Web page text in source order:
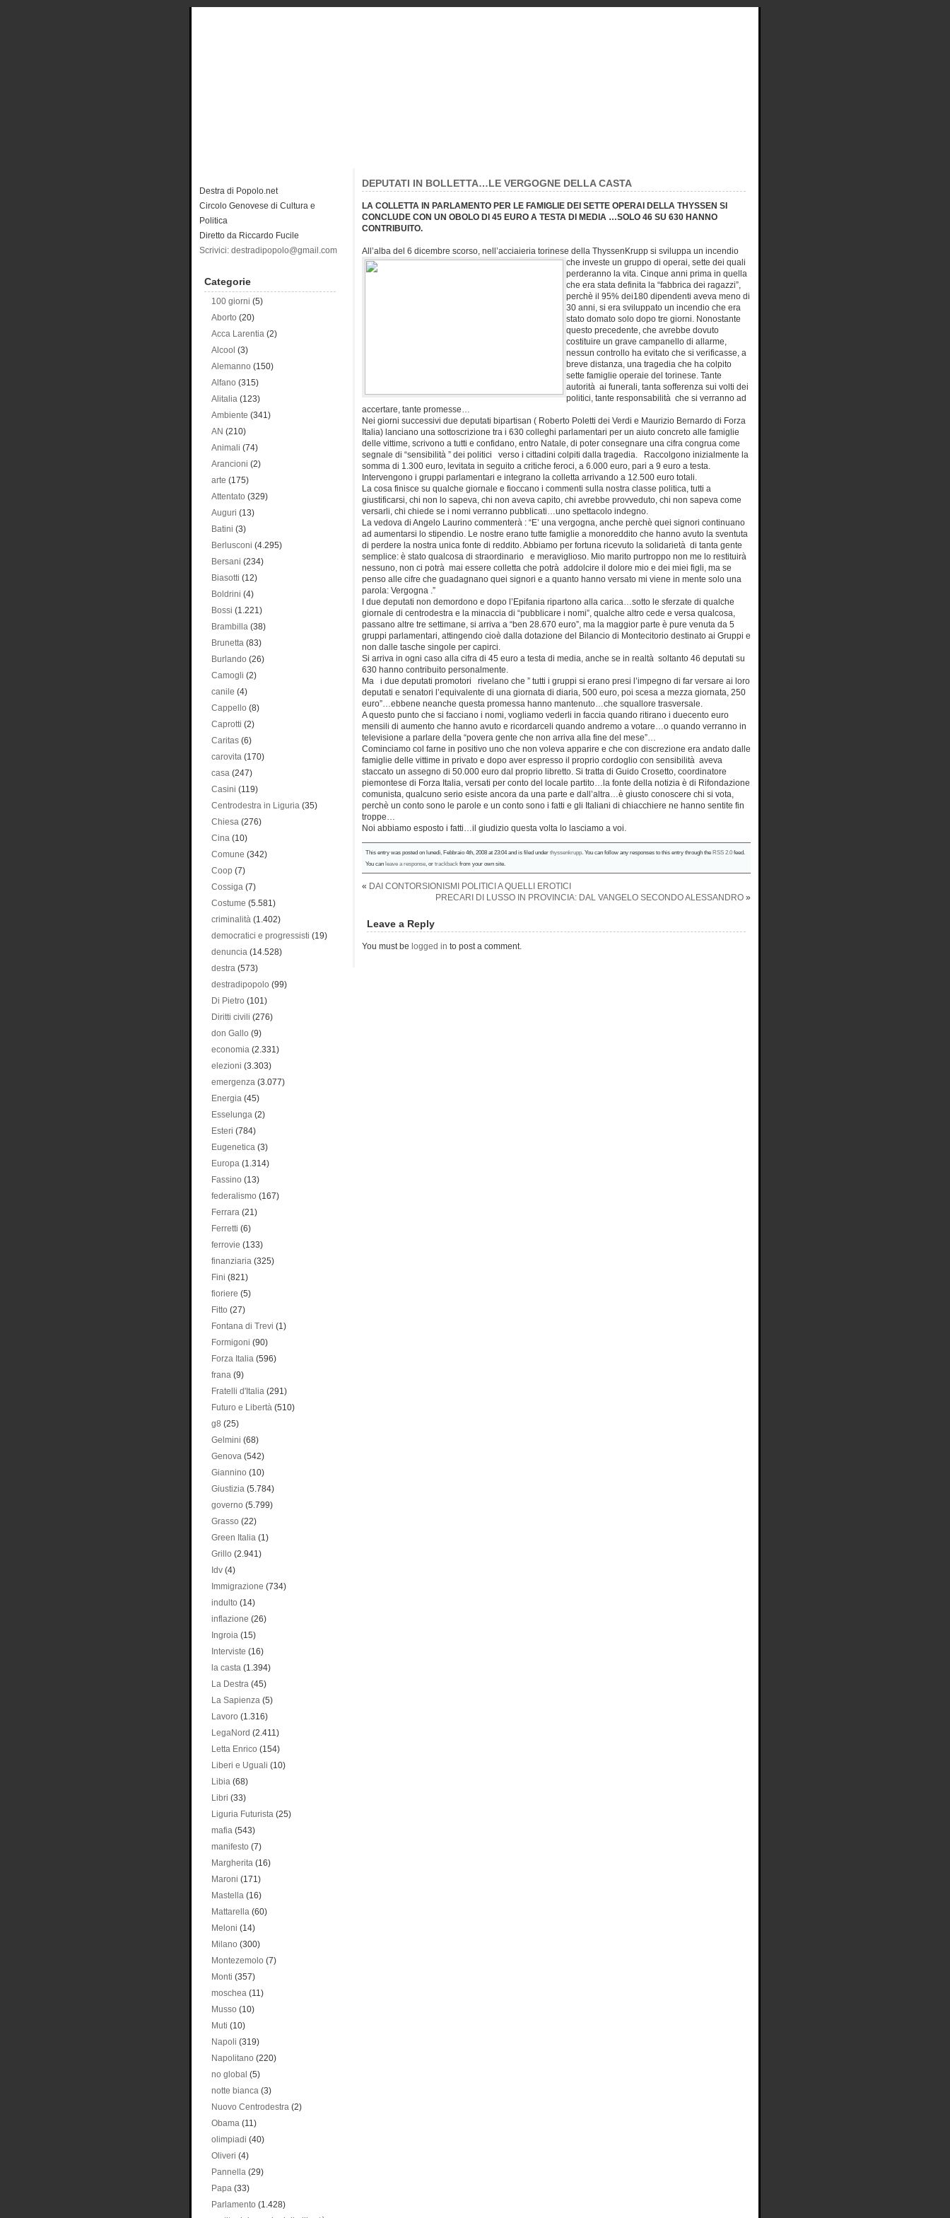
DEPUTATI IN BOLLETTA…LE VERGOGNE DELLA CASTA
LA COLLETTA IN PARLAMENTO PER LE FAMIGLIE DEI SETTE OPERAI DELLA THYSSEN SI
CONCLUDE CON UN OBOLO DI 45 EURO A TESTA DI MEDIA …SOLO 46 SU 630 HANNO
CONTRIBUITO.
All’alba del 6 dicembre scorso, nell’acciaieria torinese della ThyssenKrupp si sviluppa un incendio
che investe un gruppo di operai, sette dei quali
perderanno la vita. Cinque anni prima in quella
che era stata definita la “fabbrica dei ragazzi”,
perchè il 95% dei180 dipendenti aveva meno di
30 anni, si era sviluppato un incendio che era
stato domato solo dopo tre giorni. Nonostante
questo precedente, che avrebbe dovuto
costituire un grave campanello di allarme,
nessun controllo ha evitato che si verificasse, a
breve distanza, una tragedia che ha colpito
sette famiglie operaie del torinese. Tante
autorità ai funerali, tanta sofferenza sui volti dei
politici, tante responsabilità che si verranno ad
accertare, tante promesse…
Nei giorni successivi due deputati bipartisan ( Roberto Poletti dei Verdi e Maurizio Bernardo di Forza
Italia) lanciano una sottoscrizione tra i 630 colleghi parlamentari per un aiuto concreto alle famiglie
delle vittime, scrivono a tutti e confidano, entro Natale, di poter consegnare una cifra congrua come
segnale di “sensibilità ” dei politici verso i cittadini colpiti dalla tragedia. Raccolgono inizialmente la
somma di 1.300 euro, levitata in seguito a critiche feroci, a 6.000 euro, pari a 9 euro a testa.
Intervengono i gruppi parlamentari e integrano la colletta arrivando a 12.500 euro totali.
La cosa finisce su qualche giornale e fioccano i commenti sulla nostra classe politica, tutti a
giustificarsi, chi non lo sapeva, chi non aveva capito, chi avrebbe provveduto, chi non sapeva come
versarli, chi chiede se i nomi verranno pubblicati…uno spettacolo indegno.
La vedova di Angelo Laurino commenterà : “E’ una vergogna, anche perchè quei signori continuano
ad aumentarsi lo stipendio. Le nostre erano tutte famiglie a monoreddito che hanno avuto la sventuta
di perdere la nostra unica fonte di reddito. Abbiamo per fortuna ricevuto la solidarietà di tanta gente
semplice: è stato qualcosa di straordinario e meraviglioso. Mio marito purtroppo non me lo restituirà
nessuno, non ci potrà mai essere colletta che potrà addolcire il dolore mio e dei miei figli, ma se
penso alle cifre che guadagnano quei signori e a quanto hanno versato mi viene in mente solo una
parola: Vergogna .”
I due deputati non demordono e dopo l’Epifania ripartono alla carica…sotto le sferzate di qualche
giornale di centrodestra e la minaccia di “pubblicare i nomi”, qualche altro cede e versa qualcosa,
passano altre tre settimane, si arriva a “ben 28.670 euro”, ma la maggior parte è pure venuta da 5
gruppi parlamentari, attingendo cioè dalla dotazione del Bilancio di Montecitorio destinato ai Gruppi e
non dalle tasche singole per capirci.
Si arriva in ogni caso alla cifra di 45 euro a testa di media, anche se in realtà soltanto 46 deputati su
630 hanno contribuito personalmente.
Ma i due deputati promotori rivelano che ” tutti i gruppi si erano presi l’impegno di far versare ai loro
deputati e senatori l’equivalente di una giornata di diaria, 500 euro, poi scesa a mezza giornata, 250
euro”…ebbene neanche questa promessa hanno mantenuto…che squallore trasversale.
A questo punto che si facciano i nomi, vogliamo vederli in faccia quando ritirano i duecento euro
mensili di aumento che hanno avuto e ricordarceli quando andremo a votare…o quando verranno in
televisione a parlare della “povera gente che non arriva alla fine del mese”…
Cominciamo col farne in positivo uno che non voleva apparire e che con discrezione era andato dalle
famiglie delle vittime in privato e dopo aver espresso il proprio cordoglio con sensibilità aveva
staccato un assegno di 50.000 euro dal proprio libretto. Si tratta di Guido Crosetto, coordinatore
piemontese di Forza Italia, versati per conto del locale partito…la fonte della notizia è di Rifondazione
comunista, qualcuno serio esiste ancora da una parte e dall’altra…è giusto conoscere chi si vota,
perchè un conto sono le parole e un conto sono i fatti e gli Italiani di chiacchiere ne hanno sentite fin
troppe…
Noi abbiamo esposto i fatti…il giudizio questa volta lo lasciamo a voi.
This entry was posted on lunedì, Febbraio 4th, 2008 at 23:04 and is filed under thyssenkrupp . You can follow any responses to this entry through the RSS 2.0 feed.
You can leave a response , or trackback from your own site.
« DAI CONTORSIONISMI POLITICI A QUELLI EROTICI
PRECARI DI LUSSO IN PROVINCIA: DAL VANGELO SECONDO ALESSANDRO »
Leave a Reply
You must be logged in to post a comment.
Destra di Popolo.net
Circolo Genovese di Cultura e
Politica
Diretto da Riccardo Fucile
Scrivici: destradipopolo@gmail.com
Categorie
100 giorni (5)
Aborto (20)
Acca Larentia (2)
Alcool (3)
Alemanno (150)
Alfano (315)
Alitalia (123)
Ambiente (341)
AN (210)
Animali (74)
Arancioni (2)
arte (175)
Attentato (329)
Auguri (13)
Batini (3)
Berlusconi (4.295)
Bersani (234)
Biasotti (12)
Boldrini (4)
Bossi (1.221)
Brambilla (38)
Brunetta (83)
Burlando (26)
Camogli (2)
canile (4)
Cappello (8)
Caprotti (2)
Caritas (6)
carovita (170)
casa (247)
Casini (119)
Centrodestra in Liguria (35)
Chiesa (276)
Cina (10)
Comune (342)
Coop (7)
Cossiga (7)
Costume (5.581)
criminalità (1.402)
democratici e progressisti (19)
denuncia (14.528)
destra (573)
destradipopolo (99)
Di Pietro (101)
Diritti civili (276)
don Gallo (9)
economia (2.331)
elezioni (3.303)
emergenza (3.077)
Energia (45)
Esselunga (2)
Esteri (784)
Eugenetica (3)
Europa (1.314)
Fassino (13)
federalismo (167)
Ferrara (21)
Ferretti (6)
ferrovie (133)
finanziaria (325)
Fini (821)
fioriere (5)
Fitto (27)
Fontana di Trevi (1)
Formigoni (90)
Forza Italia (596)
frana (9)
Fratelli d'Italia (291)
Futuro e Libertà (510)
g8 (25)
Gelmini (68)
Genova (542)
Giannino (10)
Giustizia (5.784)
governo (5.799)
Grasso (22)
Green Italia (1)
Grillo (2.941)
Idv (4)
Immigrazione (734)
indulto (14)
inflazione (26)
Ingroia (15)
Interviste (16)
la casta (1.394)
La Destra (45)
La Sapienza (5)
Lavoro (1.316)
LegaNord (2.411)
Letta Enrico (154)
Liberi e Uguali (10)
Libia (68)
Libri (33)
Liguria Futurista (25)
mafia (543)
manifesto (7)
Margherita (16)
Maroni (171)
Mastella (16)
Mattarella (60)
Meloni (14)
Milano (300)
Montezemolo (7)
Monti (357)
moschea (11)
Musso (10)
Muti (10)
Napoli (319)
Napolitano (220)
no global (5)
notte bianca (3)
Nuovo Centrodestra (2)
Obama (11)
olimpiadi (40)
Oliveri (4)
Pannella (29)
Papa (33)
Parlamento (1.428)